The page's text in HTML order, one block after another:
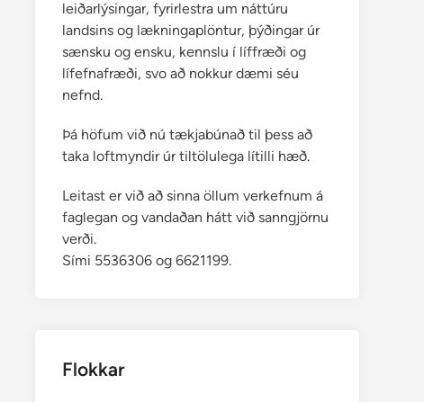
leiðarlýsingar, fyrirlestra um náttúru
landsins og lækningaplöntur, þýðingar úr
sænsku og ensku, kennslu í líffræði og
lífefnafræði, svo að nokkur dæmi séu
nefnd.
Þá höfum við nú tækjabúnað til þess að
taka loftmyndir úr tiltölulega lítilli hæð.
Leitast er við að sinna öllum verkefnum á
faglegan og vandaðan hátt við sanngjörnu
verði.
Sími 5536306 og 6621199.
Flokkar